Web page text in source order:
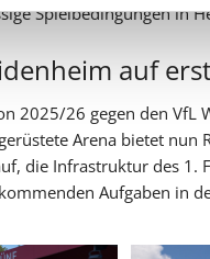
Spielbedingungen in
auf
2025/26 gegen den VfL
Arena bietet nun
die Infrastruktur des 1.
Aufgaben in